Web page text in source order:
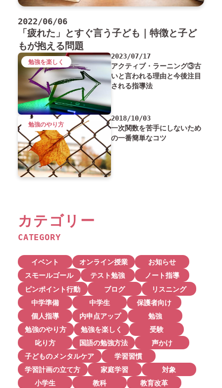
2022/06/06
「疲れた」とすぐ言う子ども｜特徴と子ど
もが抱える問題
2023/07/17
アクティブ・ラーニング③古
いと言われる理由と今後注目
される指導法
勉強を楽しく
2018/10/03
一次関数を苦手にしないため
の一番簡単なコツ
勉強のやり方
カテゴリー
CATEGORY
イベント オンライン授業
お知らせ
スモールゴール
テスト勉強
ノート指導
ピンポイント行動
ブログ
リスニング
中学準備
中学生
保護者向け
個人指導
内申点アップ
勉強
勉強のやり方
勉強を楽しく
受験
叱り方
国語の勉強方法
声かけ
子どものメンタルケア
学習習慣
学習計画の立て方
家庭学習
対象
小学生
教科
教育改革